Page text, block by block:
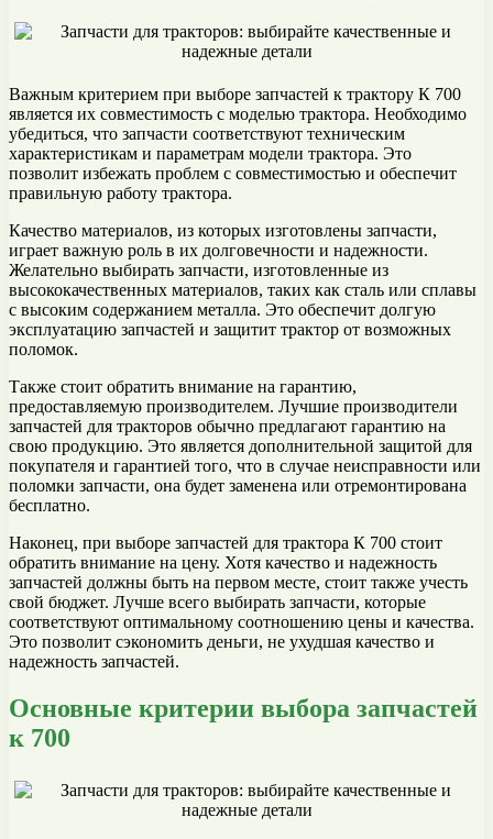
Важным критерием при выборе запчастей к трактору К 700
является их совместимость с моделью трактора. Необходимо
убедиться, что запчасти соответствуют техническим
характеристикам и параметрам модели трактора. Это
позволит избежать проблем с совместимостью и обеспечит
правильную работу трактора.
Качество материалов, из которых изготовлены запчасти,
играет важную роль в их долговечности и надежности.
Желательно выбирать запчасти, изготовленные из
высококачественных материалов, таких как сталь или сплавы
с высоким содержанием металла. Это обеспечит долгую
эксплуатацию запчастей и защитит трактор от возможных
поломок.
Также стоит обратить внимание на гарантию,
предоставляемую производителем. Лучшие производители
запчастей для тракторов обычно предлагают гарантию на
свою продукцию. Это является дополнительной защитой для
покупателя и гарантией того, что в случае неисправности или
поломки запчасти, она будет заменена или отремонтирована
бесплатно.
Наконец, при выборе запчастей для трактора К 700 стоит
обратить внимание на цену. Хотя качество и надежность
запчастей должны быть на первом месте, стоит также учесть
свой бюджет. Лучше всего выбирать запчасти, которые
соответствуют оптимальному соотношению цены и качества.
Это позволит сэкономить деньги, не ухудшая качество и
надежность запчастей.
Основные критерии выбора запчастей
к 700